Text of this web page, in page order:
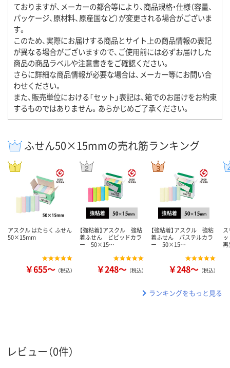
ておりますが、メーカーの都合等により、商品規格・仕様（容量、
パッケージ、原材料、原産国など）が変更される場合がございま
す。
このため、実際にお届けする商品とサイト上の商品情報の表記
が異なる場合がございますので、ご使用前には必ずお届けした
商品の商品ラベルや注意書きをご確認ください。
さらに詳細な商品情報が必要な場合は、メーカー等にお問い合
わせください。
また、販売単位における「セット」表記は、箱でのお届けをお約束
するものではありません。あらかじめご了承ください。
ふせん50×15mmの売れ筋ランキング
アスクル はたらく ふせん
50×15mm
￥655～ （税込）
【強粘着】アスクル 強粘
着ふせん ビビッドカラ
ー 50×15…
￥248～ （税込）
【強粘着】アスクル 強粘
着ふせん パステルカラ
ー 50×15…
￥248～ （税込）
ランキングをもっと見る
レビュー（0件）